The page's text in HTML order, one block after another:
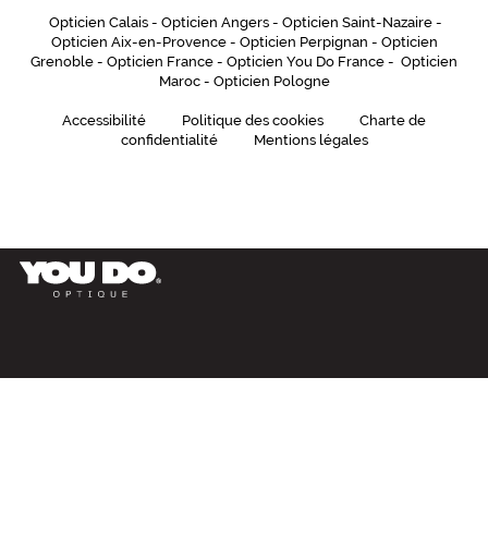
Opticien Calais - Opticien Angers - Opticien Saint-Nazaire -
Opticien Aix-en-Provence- Opticien Perpignan - Opticien
Grenoble - Opticien France - Opticien You Do France - Opticien
Maroc- Opticien Pologne
Accessibilité Politique des cookies
Charte de
confidentialité
Mentions légales